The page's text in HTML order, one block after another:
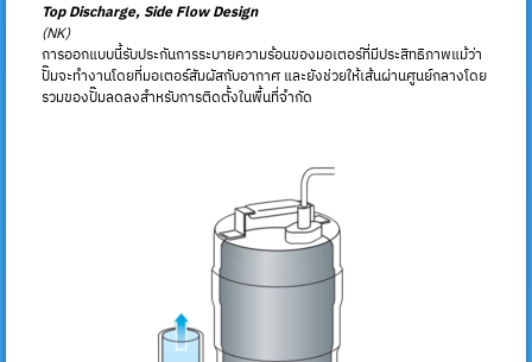
Top Discharge, Side Flow Design
(NK)
การออกแบบนี้รับประกันการระบายความร้อนของมอเตอร์ที่มีประสิทธิภาพแม้ว่า
ปั๊มจะทำงานโดยที่มอเตอร์สัมผัสกับอากาศ และยังช่วยให้เส้นผ่านศูนย์กลางโดย
รวมของปั๊มลดลงสำหรับการติดตั้งในพื้นที่จำกัด